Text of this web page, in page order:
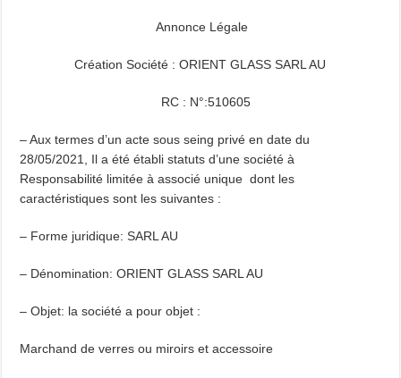
Annonce Légale
Création Société : ORIENT GLASS SARL AU
RC : N°:510605
– Aux termes d’un acte sous seing privé en date du
28/05/2021, Il a été établi statuts d’une société à
Responsabilité limitée à associé unique dont les
caractéristiques sont les suivantes :
– Forme juridique: SARL AU
– Dénomination: ORIENT GLASS SARL AU
– Objet: la société a pour objet :
Marchand de verres ou miroirs et accessoire